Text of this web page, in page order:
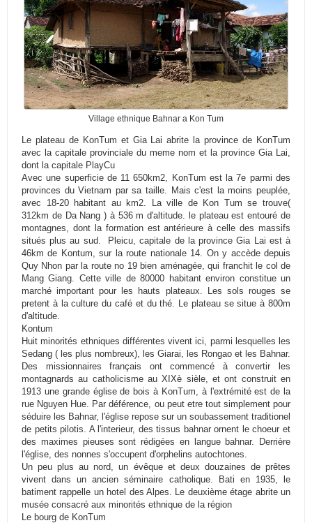
Village ethnique Bahnar a Kon Tum
Le plateau de KonTum et Gia Lai abrite la province de KonTum
avec la capitale provinciale du meme nom et la province Gia Lai,
dont la capitale PlayCu
Avec une superficie de 11 650km2, KonTum est la 7e parmi des
provinces du Vietnam par sa taille. Mais c'est la moins peuplée,
avec 18-20 habitant au km2. La ville de Kon Tum se trouve(
312km de Da Nang ) à 536 m d'altitude. le plateau est entouré de
montagnes, dont la formation est antérieure à celle des massifs
situés plus au sud. Pleicu, capitale de la province Gia Lai est à
46km de Kontum, sur la route nationale 14. On y accède depuis
Quy Nhon par la route no 19 bien aménagée, qui franchit le col de
Mang Giang. Cette ville de 80000 habitant environ constitue un
marché important pour les hauts plateaux. Les sols rouges se
pretent à la culture du café et du thé. Le plateau se situe à 800m
d'altitude.
Kontum
Huit minorités ethniques différentes vivent ici, parmi lesquelles les
Sedang ( les plus nombreux), les Giarai, les Rongao et les Bahnar.
Des missionnaires français ont commencé à convertir les
montagnards au catholicisme au XIXè sièle, et ont construit en
1913 une grande église de bois à KonTum, à l'extrémité est de la
rue Nguyen Hue. Par déférence, ou peut etre tout simplement pour
séduire les Bahnar, l'église repose sur un soubassement traditionel
de petits pilotis. A l'interieur, des tissus bahnar ornent le choeur et
des maximes pieuses sont rédigées en langue bahnar. Derrière
l'église, des nonnes s'occupent d'orphelins autochtones.
Un peu plus au nord, un évêque et deux douzaines de prêtes
vivent dans un ancien séminaire catholique. Bati en 1935, le
batiment rappelle un hotel des Alpes. Le deuxième étage abrite un
musée consacré aux minorités ethnique de la région
Le bourg de KonTum